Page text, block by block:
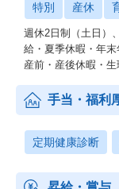
特別 産休
週休2日制（土日
給・夏季休暇・年
産前・産後休暇・
手当・福利
定期健康診断